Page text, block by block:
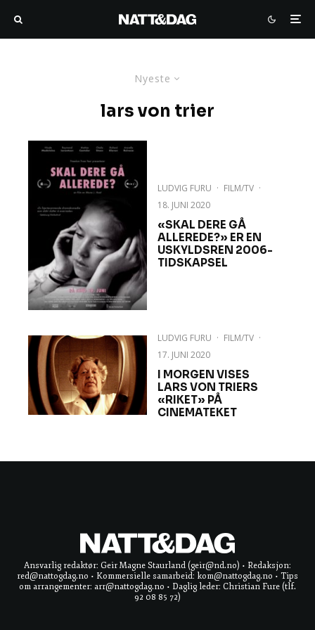
Nyeste
lars von trier
LUDVIG FURU · FILM/TV ·
18. JUNI 2020
«SKAL DERE GÅ
ALLEREDE?» ER EN
USKYLDSREN 2006-
TIDSKAPSEL
LUDVIG FURU · FILM/TV ·
17. JUNI 2020
I MORGEN VISES
LARS VON TRIERS
«RIKET» PÅ
CINEMATEKET
Ansvarlig redaktør: Geir Magne Staurland (geir@nd.no) • Redaksjon:
red@nattogdag.no • Kommersielle samarbeid: kom@nattogdag.no • Tips
om arrangementer: arr@nattogdag.no • Daglig leder: Christian Fure (tlf.
92 08 85 72)